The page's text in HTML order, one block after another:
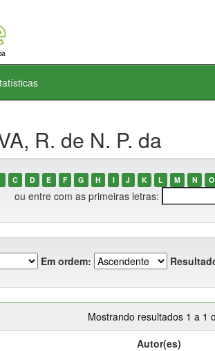
R. de N. P. da
C D E F G H I J K L M N O
ou entre com as primeiras letras:
Em ordem:
Mostrando resultados 1 a 1
Autor(es)